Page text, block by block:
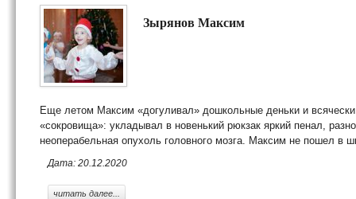
Зырянов Максим
Еще летом Максим «догуливал» дошкольные деньки и
«сокровища»: укладывал в новенький рюкзак яркий пенал,
неоперабельная опухоль головного мозга. Максим не пошел в
Дата: 20.12.2020
читать далее...